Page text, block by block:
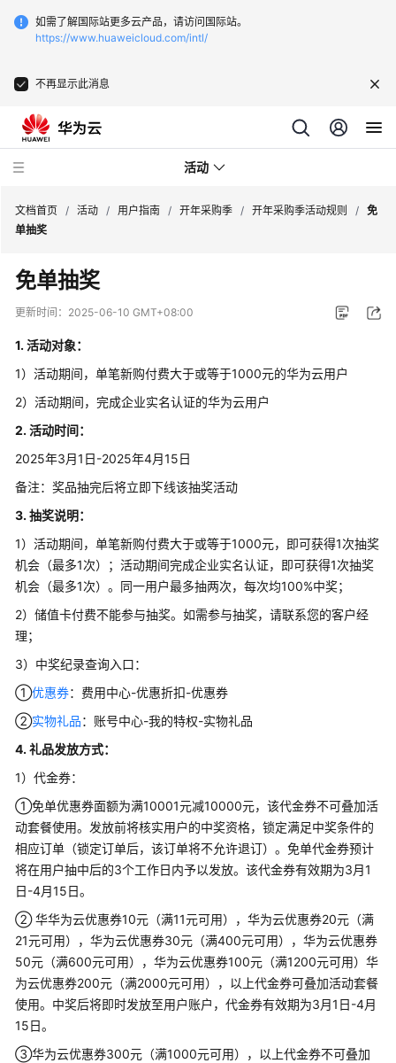
如需了解国际站更多云产品，请访问国际站。
https://www.huaweicloud.com/intl/
不再显示此消息
活动
用
户
指
热
活
动
开
年
购
季
开
采
季
动
时
间
开
年
采
季
活
动
规
则
限
时
专
文档首页 / 活动 / 用户指南 / 开年采购季 / 开年采购季活动规则 / 免
单抽奖
免单抽奖
更新时间： 2025-06-10 GMT+08:00
1. 活动对象：
1）活动期间，单笔新购付费大于或等于1000元的华为云用户
2）活动期间，完成企业实名认证的华为云用户
2. 活动时间：
2025年3月1日-2025年4月15日
备注：奖品抽完后将立即下线该抽奖活动
3. 抽奖说明：
1）活动期间，单笔新购付费大于或等于1000元，即可获得1次抽奖
机会（最多1次）；活动期间完成企业实名认证，即可获得1次抽奖
机会（最多1次）。同一用户最多抽两次，每次均100%中奖；
2）储值卡付费不能参与抽奖。如需参与抽奖，请联系您的客户经
理；
3）中奖纪录查询入口：
①优惠券：费用中心-优惠折扣-优惠券
②实物礼品：账号中心-我的特权-实物礼品
4. 礼品发放方式：
1）代金券：
①免单优惠券面额为满10001元减10000元，该代金券不可叠加活
动套餐使用。发放前将核实用户的中奖资格，锁定满足中奖条件的
相应订单（锁定订单后，该订单将不允许退订）。免单代金券预计
将在用户抽中后的3个工作日内予以发放。该代金券有效期为3月1
日-4月15日。
② 华华为云优惠券10元（满11元可用），华为云优惠券20元（满
21元可用），华为云优惠券30元（满400元可用），华为云优惠券
50元（满600元可用），华为云优惠券100元（满1200元可用）华
为云优惠券200元（满2000元可用），以上代金券可叠加活动套餐
使用。中奖后将即时发放至用户账户，代金券有效期为3月1日-4月
15日。
③华为云优惠券300元（满1000元可用），以上代金券不可叠加